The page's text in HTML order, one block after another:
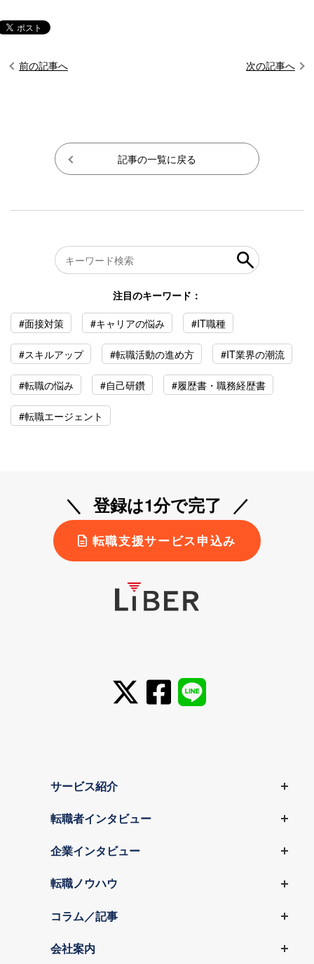
前の記事へ 次の記事へ
記事の一覧に戻る
注目のキーワード：
#面接対策
#キャリアの悩み #IT職種
#スキルアップ #転職活動の進め方 #IT業界の潮流
#転職の悩み #自己研鑽 #履歴書・職務経歴書
#転職エージェント
登録は1分で完了
転職支援サービス申込み
サービス紹介
転職者インタビュー
企業インタビュー
転職ノウハウ
コラム／記事
会社案内